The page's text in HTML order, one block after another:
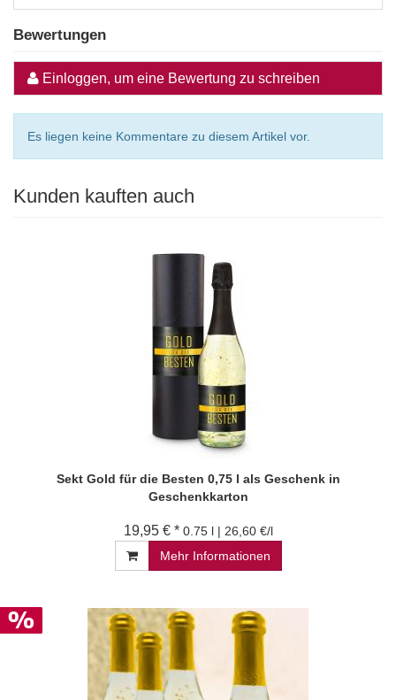
Bewertungen
Einloggen, um eine Bewertung zu schreiben
Es liegen keine Kommentare zu diesem Artikel vor.
Kunden kauften auch
Sekt Gold für die Besten 0,75 l als Geschenk in
Geschenkkarton
19,95 € * 0.75 l | 26,60 €/l
Mehr Informationen